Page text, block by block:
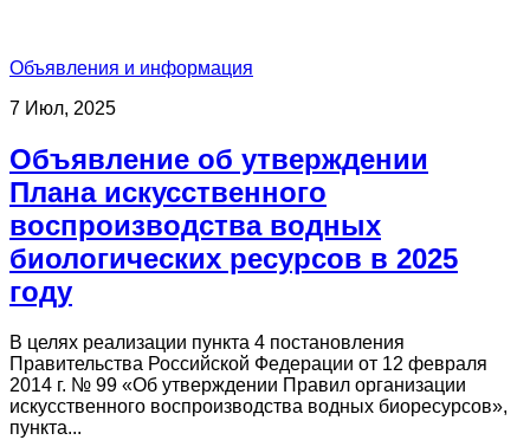
Объявления и информация
7 Июл, 2025
Объявление об утверждении
Плана искусственного
воспроизводства водных
биологических ресурсов в 2025
году
В целях реализации пункта 4 постановления
Правительства Российской Федерации от 12 февраля
2014 г. № 99 «Об утверждении Правил организации
искусственного воспроизводства водных биоресурсов»,
пункта...